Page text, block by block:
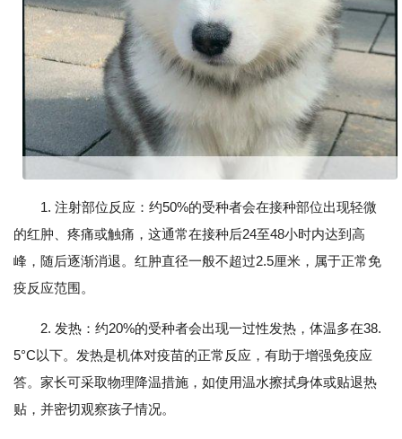
1. 注射部位反应：约50%的受种者会在接种部位出现轻微
的红肿、疼痛或触痛，这通常在接种后24至48小时内达到高
峰，随后逐渐消退。红肿直径一般不超过2.5厘米，属于正常免
疫反应范围。
2. 发热：约20%的受种者会出现一过性发热，体温多在38.
5°C以下。发热是机体对疫苗的正常反应，有助于增强免疫应
答。家长可采取物理降温措施，如使用温水擦拭身体或贴退热
贴，并密切观察孩子情况。